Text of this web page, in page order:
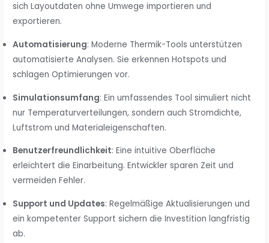
sich Layoutdaten ohne Umwege importieren und
exportieren.
Automatisierung: Moderne Thermik-Tools unterstützen
automatisierte Analysen. Sie erkennen Hotspots und
schlagen Optimierungen vor.
Simulationsumfang: Ein umfassendes Tool simuliert nicht
nur Temperaturverteilungen, sondern auch Stromdichte,
Luftstrom und Materialeigenschaften.
Benutzerfreundlichkeit: Eine intuitive Oberfläche
erleichtert die Einarbeitung. Entwickler sparen Zeit und
vermeiden Fehler.
Support und Updates: Regelmäßige Aktualisierungen und
ein kompetenter Support sichern die Investition langfristig
ab.